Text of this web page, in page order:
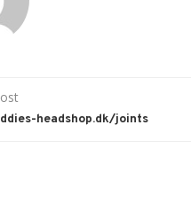
headshop.dk/joints